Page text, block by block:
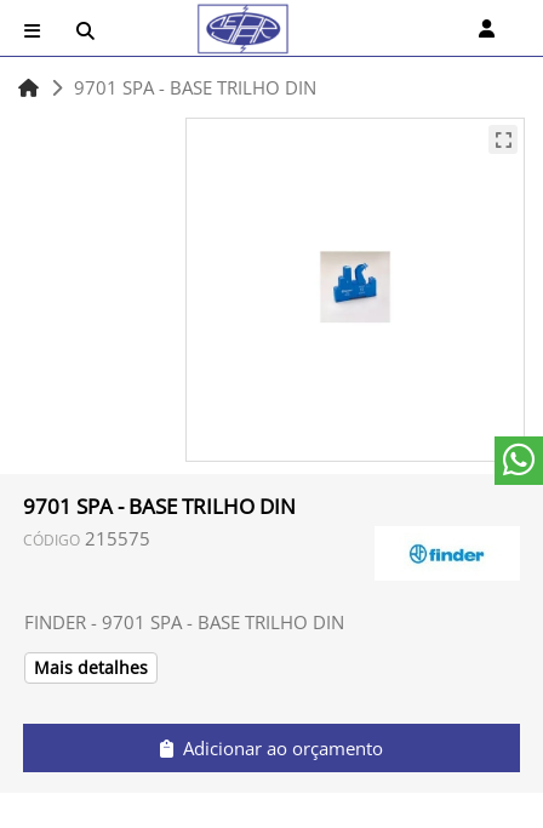
9701 SPA - BASE TRILHO DIN
9701 SPA - BASE TRILHO DIN
CÓDIGO 215575
FINDER - 9701 SPA - BASE TRILHO DIN
Mais detalhes
Adicionar ao orçamento